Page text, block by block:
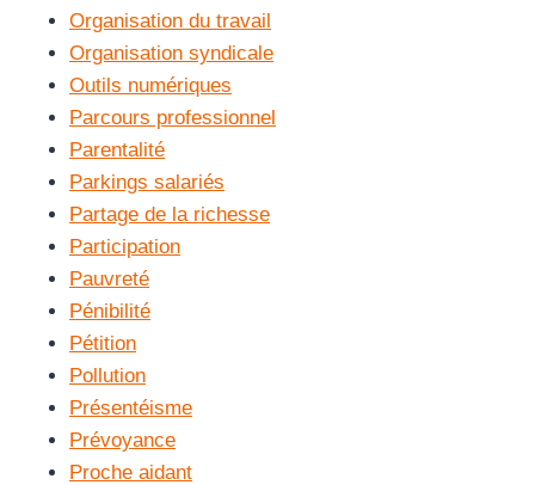
Organisation du travail
Organisation syndicale
Outils numériques
Parcours professionnel
Parentalité
Parkings salariés
Partage de la richesse
Participation
Pauvreté
Pénibilité
Pétition
Pollution
Présentéisme
Prévoyance
Proche aidant